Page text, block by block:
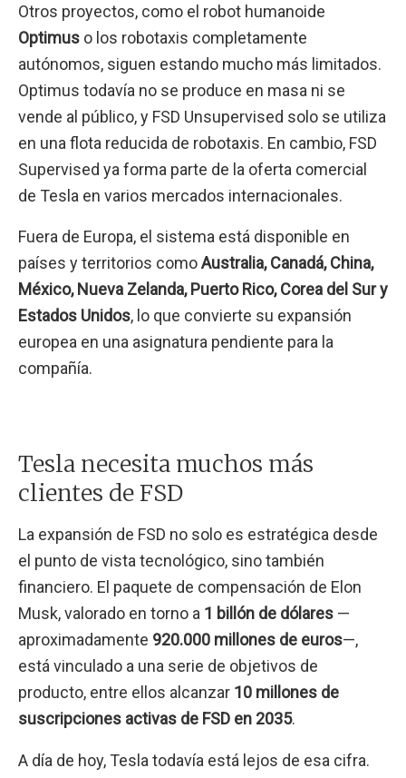
Otros proyectos, como el robot humanoide
Optimus o los robotaxis completamente
autónomos, siguen estando mucho más limitados.
Optimus todavía no se produce en masa ni se
vende al público, y FSD Unsupervised solo se utiliza
en una flota reducida de robotaxis. En cambio, FSD
Supervised ya forma parte de la oferta comercial
de Tesla en varios mercados internacionales.
Fuera de Europa, el sistema está disponible en
países y territorios comoAustralia, Canadá, China,
México, Nueva Zelanda, Puerto Rico, Corea del Sur y
Estados Unidos, lo que convierte su expansión
europea en una asignatura pendiente para la
compañía.
Tesla necesita muchos más
clientes de FSD
La expansión de FSD no solo es estratégica desde
el punto de vista tecnológico, sino también
financiero. El paquete de compensación de Elon
Musk, valorado en torno a 1 billón de dólares —
aproximadamente 920.000 millones de euros—,
está vinculado a una serie de objetivos de
producto, entre ellos alcanzar 10 millones de
suscripciones activas de FSD en 2035.
A día de hoy, Tesla todavía está lejos de esa cifra.